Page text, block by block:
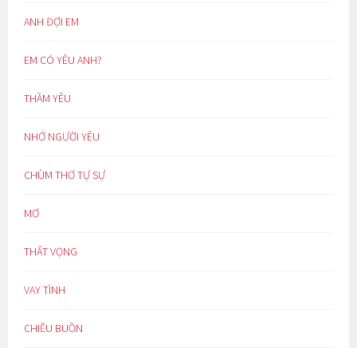
ANH ĐỢI EM
EM CÓ YÊU ANH?
THẦM YÊU
NHỚ NGƯỜI YÊU
CHÙM THƠ TỰ SỰ
MƠ
THẤT VỌNG
VAY TÌNH
CHIỀU BUỒN